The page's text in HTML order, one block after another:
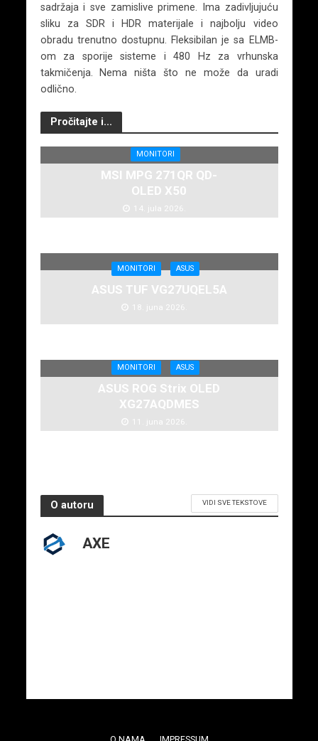
sadržaja i sve zamislive primene. Ima zadivljujuću
sliku za SDR i HDR materijale i najbolju video
obradu trenutno dostupnu. Fleksibilan je sa ELMB-
om za sporije sisteme i 480 Hz za vrhunska
takmičenja. Nema ništa što ne može da uradi
odlično.
Pročitajte i...
MONITORI
MSI MPG 271QR QD-
OLED X50
14. jula 2026.
MONITORI ASUS
ASUS TUF VG27UQEL5A
18. juna 2026.
MONITORI ASUS
ASUS ROG Strix OLED
XG27AQDMES
11. juna 2026.
O autoru VIDI SVE TEKSTOVE
AXE